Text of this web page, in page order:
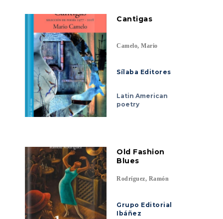
Cantigas
Camelo, Mario
Sílaba Editores
Latin American
poetry
Old Fashion
Blues
Rodríguez, Ramón
Grupo Editorial
Ibáñez